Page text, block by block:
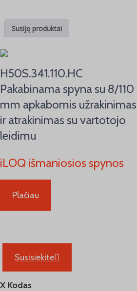
Susiję produktai
H50S.341.110.HC
Pakabinama spyna su 8/110
mm apkabomis užrakinimas
ir atrakinimas su vartotojo
leidimu
iLOQ išmaniosios spynos
Plačiau
Susisiekite
X Kodas